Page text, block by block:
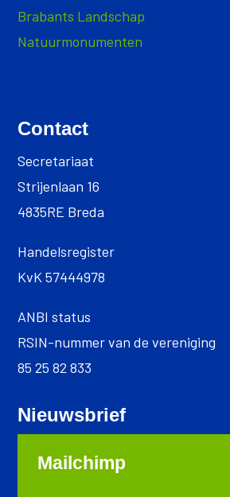
Brabants Landschap
Natuurmonumenten
Contact
Secretariaat
Strijenlaan 16
4835RE Breda
Handelsregister
KvK 57444978
ANBI status
RSIN-nummer van de vereniging
85 25 82 833
Nieuwsbrief
Mailchimp